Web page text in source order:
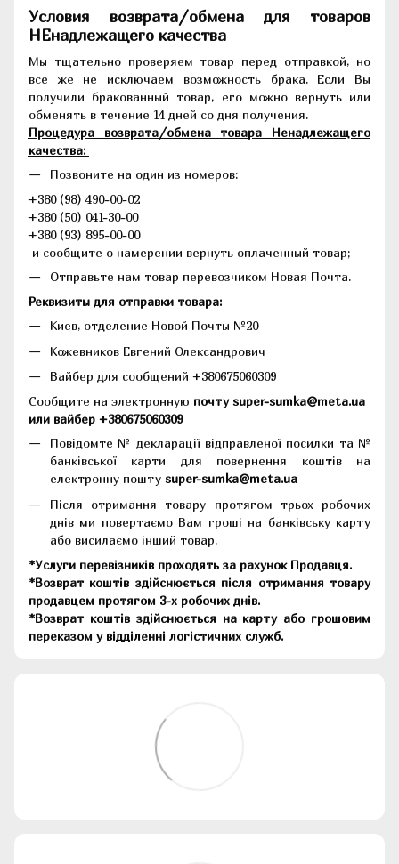
Условия возврата/обмена для товаров
НЕнадлежащего качества
Мы тщательно проверяем товар перед отправкой, но
все же не исключаем возможность брака. Если Вы
получили бракованный товар, его можно вернуть или
обменять в течение 14 дней со дня получения.
Процедура возврата/обмена товара Ненадлежащего
качества:
Позвоните на один из номеров:
+380 (98) 490-00-02
+380 (50) 041-30-00
+380 (93) 895-00-00
и сообщите о намерении вернуть оплаченный товар;
Отправьте нам товар перевозчиком Новая Почта.
Реквизиты для отправки товара:
Киев, отделение Новой Почты №20
Кожевников Евгений Олександрович
Вайбер для сообщений +380675060309
Сообщите на электронную почту super-sumka@meta.ua
или вайбер +380675060309
Повідомте № декларації відправленої посилки та №
банківської карти для повернення коштів на
електронну пошту super-sumka@meta.ua
Після отримання товару протягом трьох робочих
днів ми повертаємо Вам гроші на банківську карту
або висилаємо інший товар.
*Услуги перевізників проходять за рахунок Продавця.
*Возврат коштів здійснюється після отримання товару
продавцем протягом 3-х робочих днів.
*Возврат коштів здійснюється на карту або грошовим
переказом у відділенні логістичних служб.